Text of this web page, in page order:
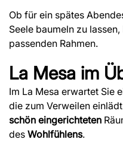
Ob für ein spätes
Seele baumeln zu lassen,
passenden Rahmen.
La Mesa im
Im La Mesa erwartet Sie
die zum Verweilen
schön eingerichteten
des Wohlfühlens.